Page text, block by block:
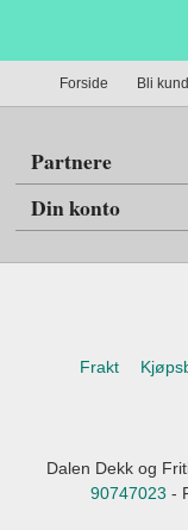
Forside Bli
Partnere
Din konto
Frakt
Dalen Dekk og
90747023 -